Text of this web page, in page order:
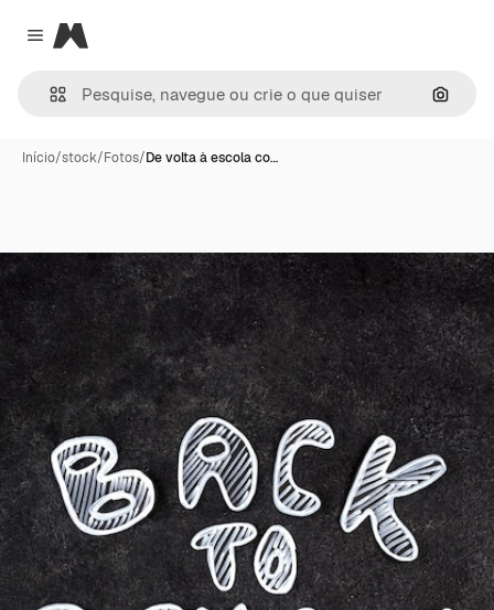
Close menu
Magnific
Início/stock/Fotos/De volta à escola co…